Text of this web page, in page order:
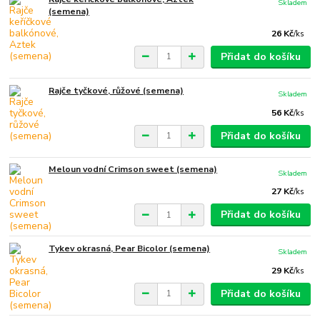
(semena)
26 Kč/ks
Skladem
Přidat do košíku
Rajče tyčkové, růžové (semena)
56 Kč/ks
Skladem
Přidat do košíku
Meloun vodní Crimson sweet (semena)
27 Kč/ks
Skladem
Přidat do košíku
Tykev okrasná, Pear Bicolor (semena)
29 Kč/ks
Skladem
Přidat do košíku